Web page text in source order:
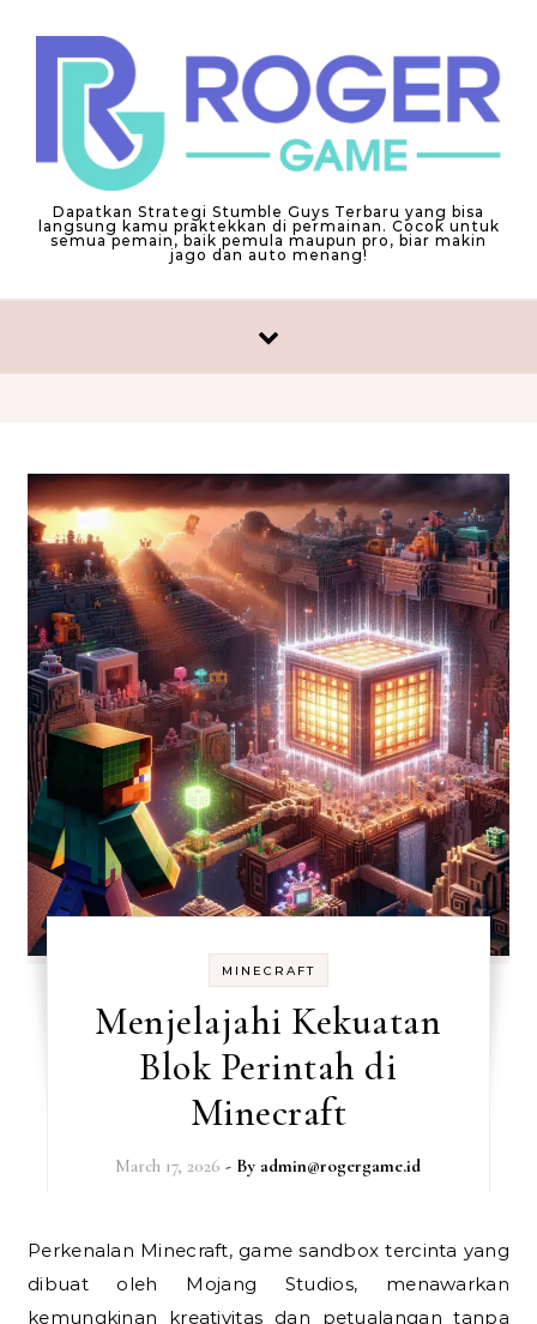
Dapatkan Strategi Stumble Guys Terbaru yang bisa
langsung kamu praktekkan di permainan. Cocok untuk
semua pemain, baik pemula maupun pro, biar makin
jago dan auto menang!
MINECRAFT
Menjelajahi Kekuatan
Blok Perintah di
Minecraft
March 17, 2026 - By admin@rogergame.id
Perkenalan Minecraft, game sandbox tercinta yang
dibuat oleh Mojang Studios, menawarkan
kemungkinan kreativitas dan petualangan tanpa